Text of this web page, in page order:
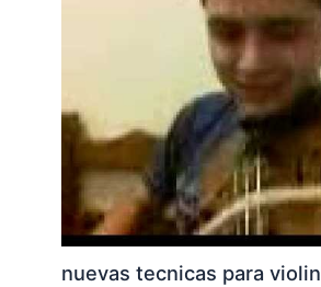
nuevas tecnicas para violin